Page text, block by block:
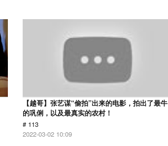
【越哥】张艺谋“偷拍”出来的电影，拍出了最牛
的巩俐，以及最真实的农村！
# 113
2022-03-02 10:09